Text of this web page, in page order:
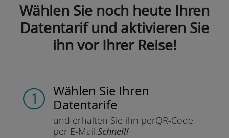
Wählen Sie noch heute Ihren
Datentarif und aktivieren Sie
ihn vor Ihrer Reise!
Wählen Sie Ihren
Datentarife
und erhalten Sie ihn perQR-Code
per E-Mail.Schnell!